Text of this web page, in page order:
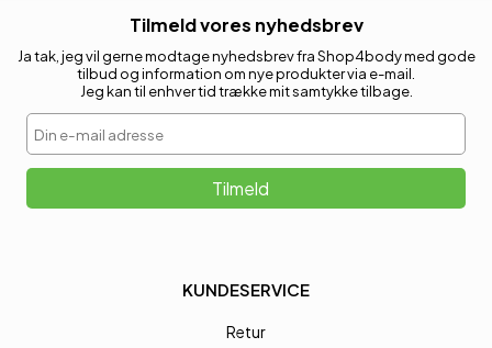
Tilmeld vores nyhedsbrev
Ja tak, jeg vil gerne modtage nyhedsbrev fra Shop4body med gode
tilbud og information om nye produkter via e-mail.
Jeg kan til enhver tid trække mit samtykke tilbage.
Din e-mail adresse
Tilmeld
KUNDESERVICE
Retur